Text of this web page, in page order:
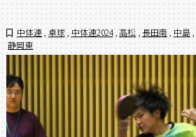
中体連 卓球 中体連2024 高松 長田南 中島
静岡東